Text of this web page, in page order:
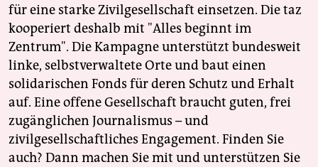
für eine starke Zivilgesellschaft einsetzen. Die taz
kooperiert deshalb mit "Alles beginnt im
Zentrum". Die Kampagne unterstützt bundesweit
linke, selbstverwaltete Orte und baut einen
solidarischen Fonds für deren Schutz und Erhalt
auf. Eine offene Gesellschaft braucht guten, frei
zugänglichen Journalismus – und
zivilgesellschaftliches Engagement. Finden Sie
auch? Dann machen Sie mit und unterstützen Sie